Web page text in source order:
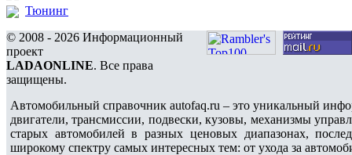
Тюнинг
© 2008 - 2026 Информационный
проект
LADAONLINE. Все права
защищены.
Автомобильный справочник autofaq.ru – это уникальный
двигатели, трансмиссии, подвески, кузовы, механизмы
старых автомобилей в разных ценовых диапазонах,
широкому спектру самых интересных тем: от ухода за